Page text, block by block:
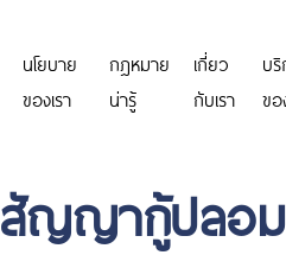
นโยบาย
ของเรา
กฎหมาย
น่ารู้
เกี่ยว
กับเรา
บ
ขอ
สัญญากู้ปล